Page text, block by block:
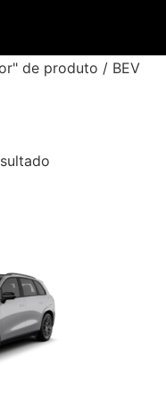
de produto / BEV